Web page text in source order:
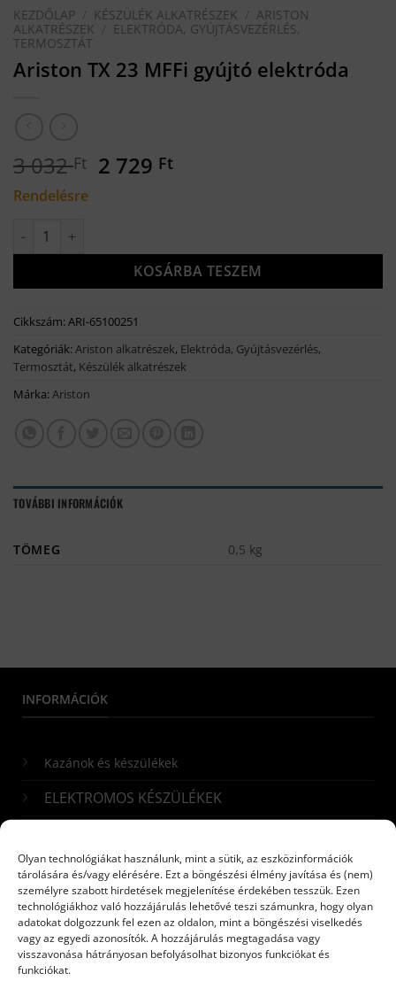
Olyan technológiákat használunk, mint a sütik, az eszközinformációk
tárolására és/vagy elérésére. Ezt a böngészési élmény javítása és (nem)
személyre szabott hirdetések megjelenítése érdekében tesszük. Ezen
technológiákhoz való hozzájárulás lehetővé teszi számunkra, hogy olyan
adatokat dolgozzunk fel ezen az oldalon, mint a böngészési viselkedés
vagy az egyedi azonosítók. A hozzájárulás megtagadása vagy
visszavonása hátrányosan befolyásolhat bizonyos funkciókat és
funkciókat.
KEZDŐLAP KÉSZÜLÉK ALKATRÉSZEK
ARISTON
ALKATRÉSZEK
ELEKTRÓDA, GYÚJTÁSVEZÉRLÉS,
TERMOSZTÁT
Ariston TX 23 MFFi gyújtó elektróda
3 032Ft Original
032 Ft.
2 729 FtCurrent
729 Ft.
Rendelésre
Ariston TX 23 MFFi gyújtó elektróda mennyiség
KOSÁRBA TESZEM
Cikkszám:ARI-65100251
Kategóriák:Ariston alkatrészek, Elektróda, Gyújtásvezérlés,
Termosztát, Készülék alkatrészek
Márka:Ariston
TOVÁBBI INFORMÁCIÓK
TÖMEG 0,5 kg
INFORMÁCIÓK
Kazánok és készülékek
ELEKTROMOS KÉSZÜLÉKEK
Iratkozzon fel hírlevelünkre!
Név:*